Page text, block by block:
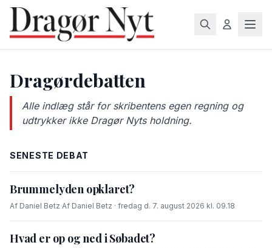
Dragørdebatten
Alle indlæg står for skribentens egen regning og
udtrykker ikke Dragør Nyts holdning.
SENESTE DEBAT
Brummelyden opklaret?
Af Daniel Betz·Af Daniel Betz · fredag d. 7. august 2026 kl. 09.18
Hvad er op og ned i Søbadet?